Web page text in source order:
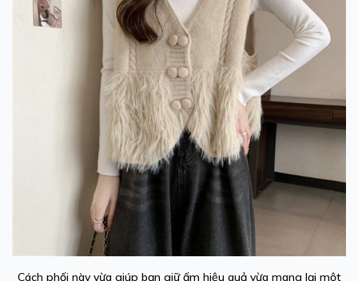
Cách phối này vừa giúp bạn giữ ấm hiệu quả vừa mang lại một